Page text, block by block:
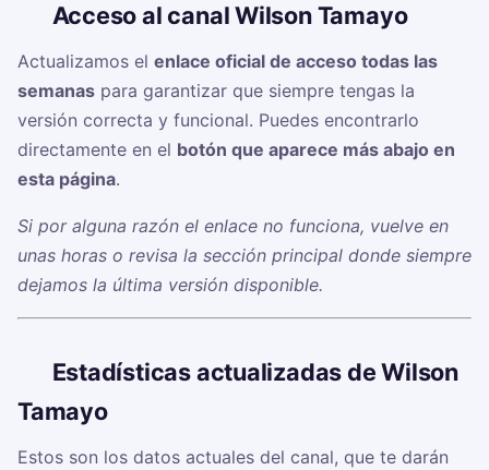
Acceso al canal Wilson Tamayo
Actualizamos el enlace oficial de acceso todas las
semanas para garantizar que siempre tengas la
versión correcta y funcional. Puedes encontrarlo
directamente en el botón que aparece más abajo en
esta página.
Si por alguna razón el enlace no funciona, vuelve en
unas horas o revisa la sección principal donde siempre
dejamos la última versión disponible.
Estadísticas actualizadas de Wilson
Tamayo
Estos son los datos actuales del canal, que te darán